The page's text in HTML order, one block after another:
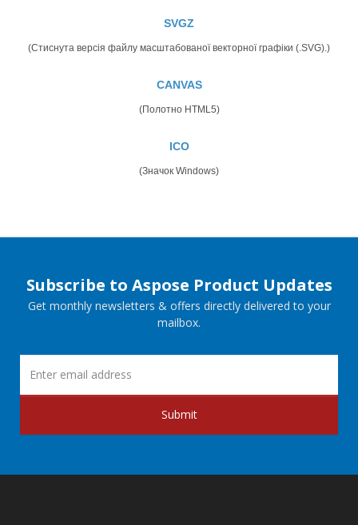
SVGZ
(Стиснута версія файлу масштабованої векторної графіки (.SVG).)
CANVAS
(Полотно HTML5)
ICO
(Значок Windows)
Subscribe to Aspose Product Updates
Get monthly newsletters & offers directly delivered to your
mailbox.
Submit